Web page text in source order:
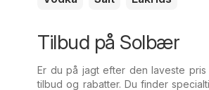
Tilbud på Solbær
Er du på jagt efter den laveste
tilbud og rabatter. Du finder